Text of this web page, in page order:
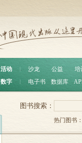
活动 沙龙 公益
培
数字
电子书 数据库
图书搜索：
热门图书：